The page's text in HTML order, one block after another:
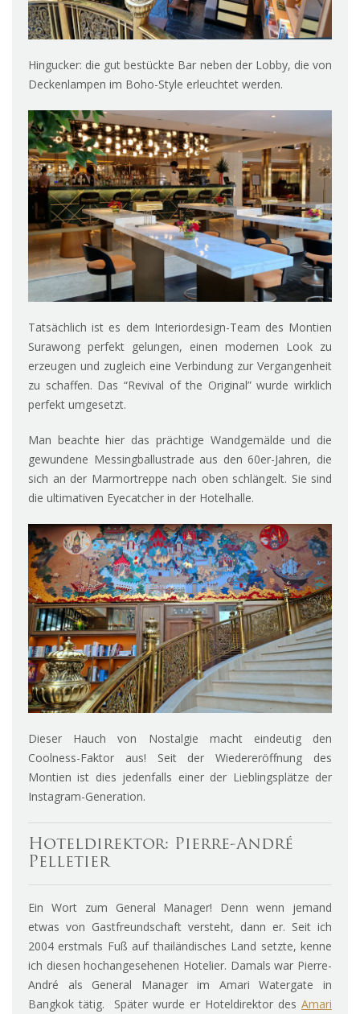
Hingucker: die gut bestückte Bar neben der Lobby, die von
Deckenlampen im Boho-Style erleuchtet werden.
Tatsächlich ist es dem Interiordesign-Team des Montien
Surawong perfekt gelungen, einen modernen Look zu
erzeugen und zugleich eine Verbindung zur Vergangenheit
zu schaffen. Das “Revival of the Original” wurde wirklich
perfekt umgesetzt.
Man beachte hier das prächtige Wandgemälde und die
gewundene Messingballustrade aus den 60er-Jahren, die
sich an der Marmortreppe nach oben schlängelt. Sie sind
die ultimativen Eyecatcher in der Hotelhalle.
Dieser Hauch von Nostalgie macht eindeutig den
Coolness-Faktor aus! Seit der Wiedereröffnung des
Montien ist dies jedenfalls einer der Lieblingsplätze der
Instagram-Generation.
Hoteldirektor: Pierre-André
Pelletier
Ein Wort zum General Manager! Denn wenn jemand
etwas von Gastfreundschaft versteht, dann er. Seit ich
2004 erstmals Fuß auf thailändisches Land setzte, kenne
ich diesen hochangesehenen Hotelier. Damals war Pierre-
André als General Manager im Amari Watergate in
Bangkok tätig. Später wurde er Hoteldirektor des Amari